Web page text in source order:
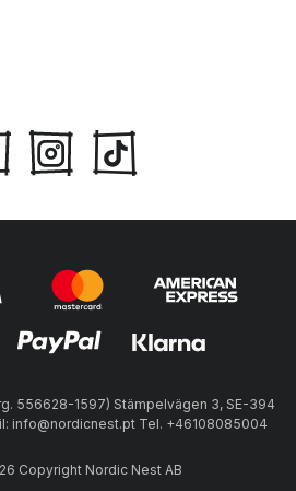
556628-1597) Stämpelvägen 3, SE-394
info@nordicnest.pt Tel. +46108085004
Copyright Nordic Nest AB